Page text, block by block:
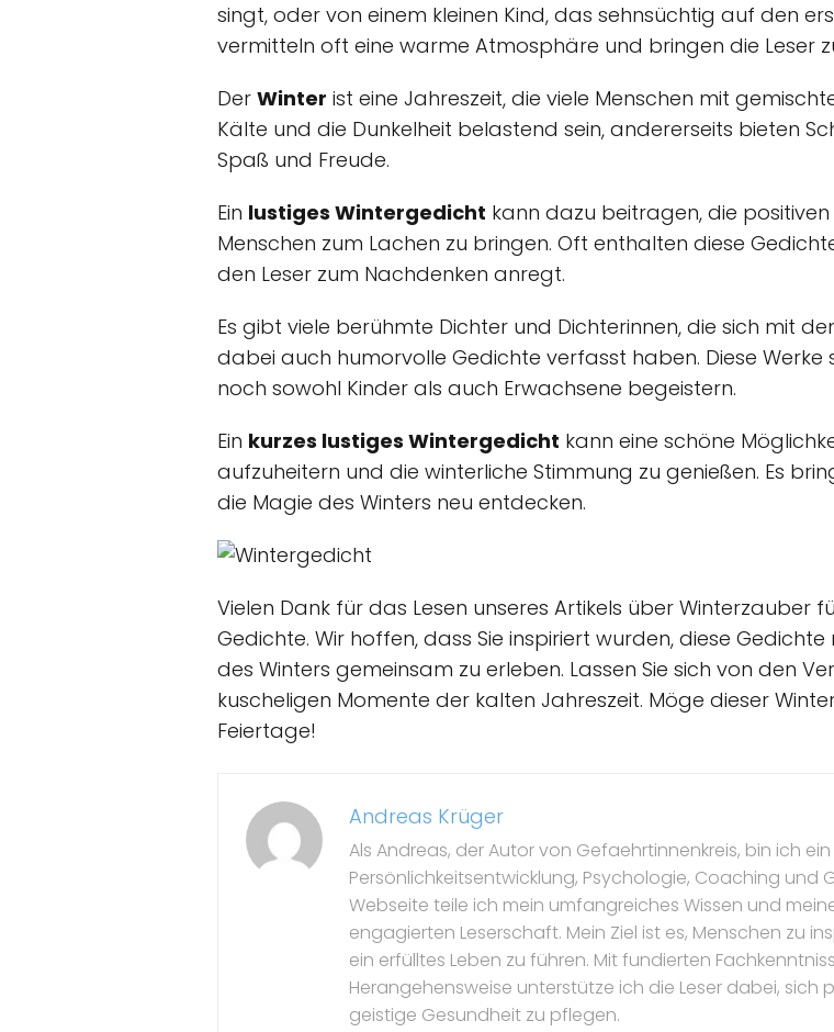
singt, oder von einem kleinen Kind, das sehnsüchtig auf den
vermitteln oft eine warme Atmosphäre und bringen die Leser
Der Winter ist eine Jahreszeit, die viele Menschen mit
Kälte und die Dunkelheit belastend sein, andererseits bieten
Spaß und Freude.
Ein lustiges Wintergedicht kann dazu beitragen, die
Menschen zum Lachen zu bringen. Oft enthalten diese
den Leser zum Nachdenken anregt.
Es gibt viele berühmte Dichter und Dichterinnen, die sich mit
dabei auch humorvolle Gedichte verfasst haben. Diese
noch sowohl Kinder als auch Erwachsene begeistern.
Ein kurzes lustiges Wintergedicht kann eine schöne
aufzuheitern und die winterliche Stimmung zu genießen. Es
die Magie des Winters neu entdecken.
Vielen Dank für das Lesen unseres Artikels über Winterzauber
Gedichte. Wir hoffen, dass Sie inspiriert wurden, diese
des Winters gemeinsam zu erleben. Lassen Sie sich von den
kuscheligen Momente der kalten Jahreszeit. Möge dieser
Feiertage!
Andreas Krüger
Als Andreas, der Autor von Gefaehrtinnenkreis, bin ich
Persönlichkeitsentwicklung, Psychologie, Coaching und
Webseite teile ich mein umfangreiches Wissen und
engagierten Leserschaft. Mein Ziel ist es, Menschen zu
ein erfülltes Leben zu führen. Mit fundierten
Herangehensweise unterstütze ich die Leser dabei, sich
geistige Gesundheit zu pflegen.